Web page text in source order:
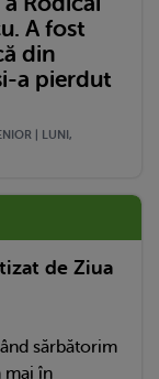
A fost
din
a pierdut
| LUNI,
de Ziua
sărbătorim
mai în